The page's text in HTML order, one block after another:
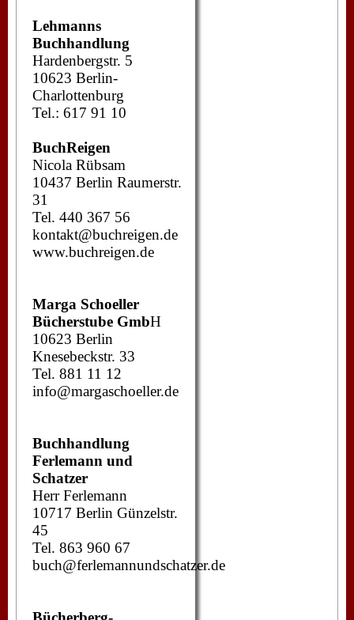
Lehmanns
Buchhandlung
Hardenbergstr. 5
10623 Berlin-
Charlottenburg
Tel.: 617 91 10
BuchReigen
Nicola Rübsam
10437 Berlin Raumerstr.
31
Tel. 440 367 56
kontakt@buchreigen.de
www.buchreigen.de
Marga Schoeller
Bücherstube GmbH
10623 Berlin
Knesebeckstr. 33
Tel. 881 11 12
info@margaschoeller.de
Buchhandlung
Ferlemann und
Schatzer
Herr Ferlemann
10717 Berlin Günzelstr.
45
Tel. 863 960 67
buch@ferlemannundschatzer.de